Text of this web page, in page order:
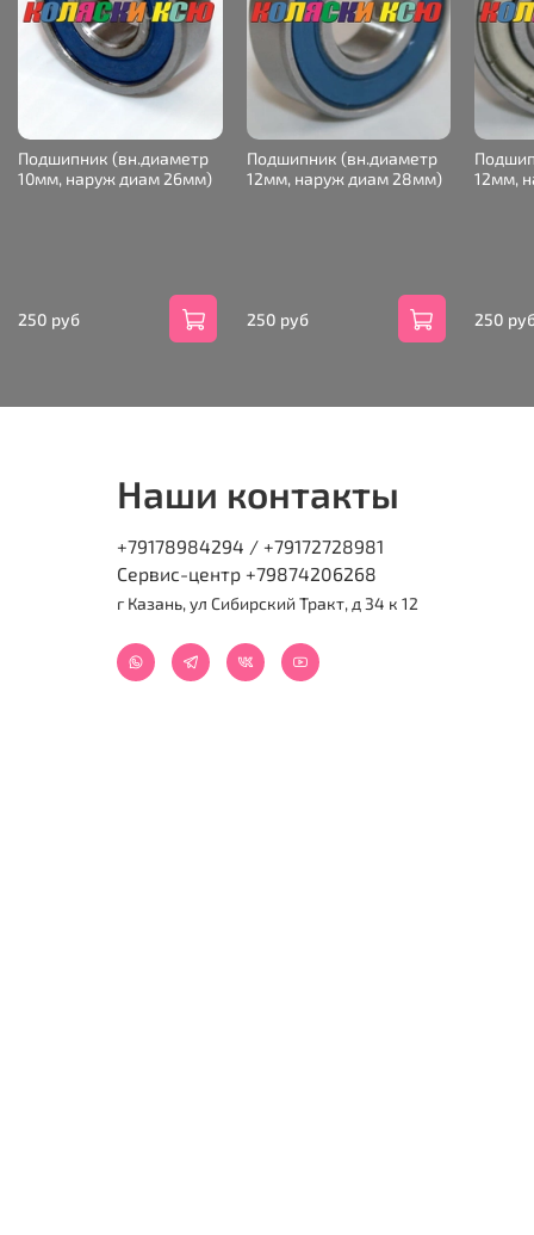
Подшипник (вн.диаметр
10мм, наруж диам 26мм)
250 руб
Подшипник (вн.диаметр
12мм, наруж диам 28мм)
250 руб
12мм,
250
Наши контакты
+79178984294 / +79172728981
Сервис-центр +79874206268
г Казань, ул Сибирский Тракт, д 34 к 12